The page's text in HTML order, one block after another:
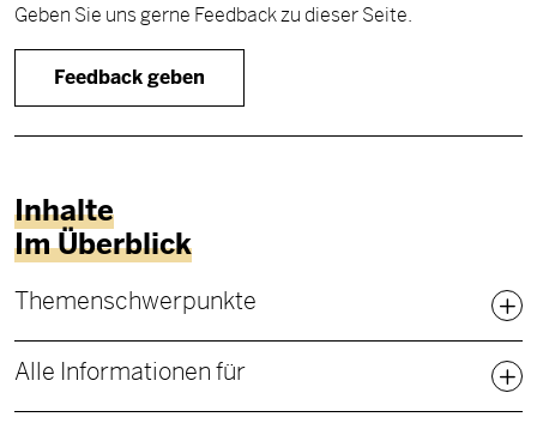
Geben Sie uns gerne Feedback zu dieser Seite.
Feedback geben
Inhalte
Im Überblick
Fußbereich Sitemap
Themenschwerpunkte
Alle Informationen für